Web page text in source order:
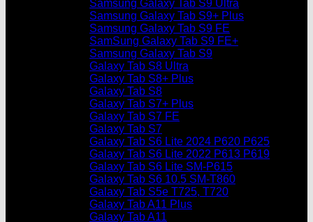
Samsung Galaxy Tab S9 Ultra
Samsung Galaxy Tab S9+ Plus
Samsung Galaxy Tab S9 FE
SamSung Galaxy Tab S9 FE+
Samsung Galaxy Tab S9
Galaxy Tab S8 Ultra
Galaxy Tab S8+ Plus
Galaxy Tab S8
Galaxy Tab S7+ Plus
Galaxy Tab S7 FE
Galaxy Tab S7
Galaxy Tab S6 Lite 2024 P620 P625
Galaxy Tab S6 Lite 2022 P613 P619
Galaxy Tab S6 Lite SM-P615
Galaxy Tab S6 10.5 SM-T860
Galaxy Tab S5e T725, T720
Galaxy Tab A11 Plus
Galaxy Tab A11